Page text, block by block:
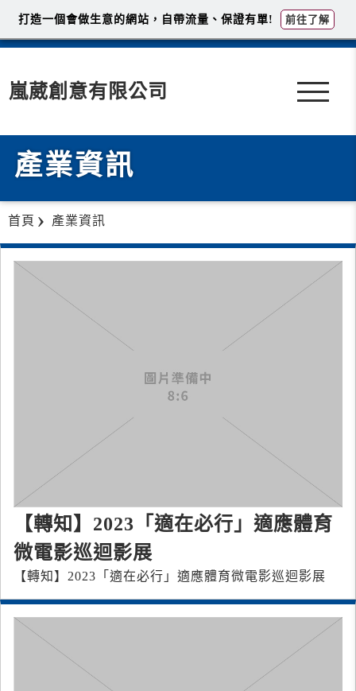
嵐葳創意有限公司
產業資訊
首頁 產業資訊
【轉知】2023「適在必行」適應體育
微電影巡迴影展
【轉知】2023「適在必行」適應體育微電影巡迴影展
打造一個會做生意的網站，自帶流量、保證有單! 前往了解